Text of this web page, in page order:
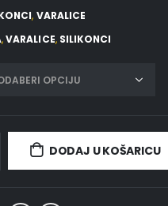
, VARALICE
,VARALICE, SILIKONCI
DODAJ U KOŠARICU